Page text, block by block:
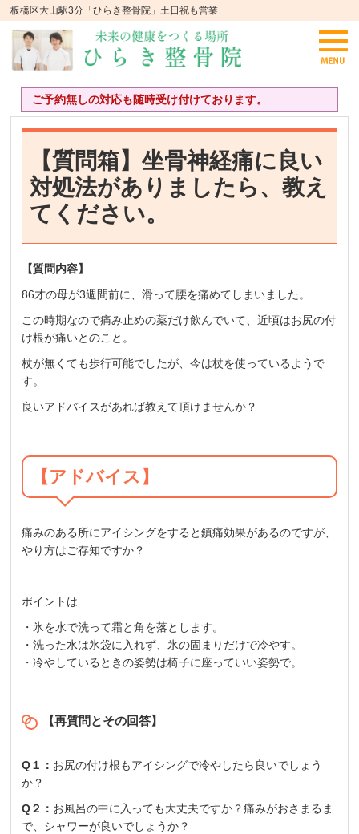
板橋区大山駅3分「ひらき整骨院」土日祝も営業
ご予約無しの対応も随時受け付けております。
【質問箱】坐骨神経痛に良い
対処法がありましたら、教え
てください。
【質問内容】
86才の母が3週間前に、滑って腰を痛めてしまいました。
この時期なので痛み止めの薬だけ飲んでいて、近頃はお尻の付
け根が痛いとのこと。
杖が無くても歩行可能でしたが、今は杖を使っているようで
す。
良いアドバイスがあれば教えて頂けませんか？
【アドバイス】
痛みのある所にアイシングをすると鎮痛効果があるのですが、
やり方はご存知ですか？
ポイントは
・氷を水で洗って霜と角を落とします。
・洗った水は氷袋に入れず、氷の固まりだけで冷やす。
・冷やしているときの姿勢は椅子に座っていい姿勢で。
【再質問とその回答】
Q１： お尻の付け根もアイシングで冷やしたら良いでしょう
か？
Q２： お風呂の中に入っても大丈夫ですか？痛みがおさまるま
で、シャワーが良いでしょうか？